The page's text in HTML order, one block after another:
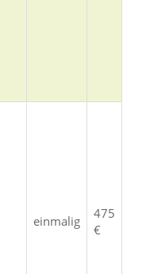
einmalig
475
€